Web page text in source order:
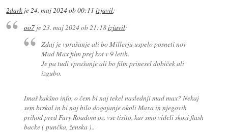
2dark je24. maj 2024 ob 00:11 izjavil:
oo7je23. maj 2024 ob 21:18izjavil:
Zdaj je vprašanje ali bo Millerju uspelo posneti nov
Mad Max film prej kot v 9 letih.
Je pa tudi vprašanje ali bo film prinesel dobiček ali
izgubo.
Imaš kakšno info, o čem bi naj tekel naslednji mad max? Nekaj
sem brskal in bi naj bilo dogajanje okoli Maxa in njegovih
prihod pred Fury Roadom oz. vse tisito, kar smo videli skozi flash
backe ( punčka, ženska )..